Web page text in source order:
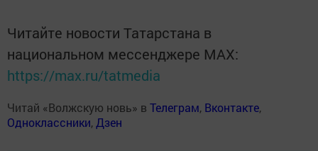
Читайте новости Татарстана в
национальном мессенджере MАХ:
https://max.ru/tatmedia
Читай «Волжскую новь» в Телеграм, Вконтакте,
Одноклассники,Дзен